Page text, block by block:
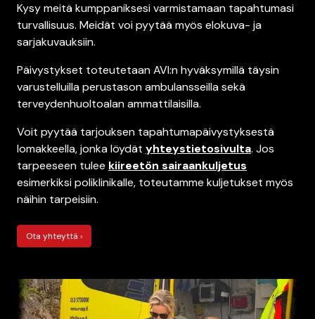
Kysy meitä kumppaniksesi varmistamaan tapahtumasi
turvallisuus. Meidät voi pyytää myös elokuva- ja
sarjakuvauksiin.
Päivystykset toteutetaan AVI:n hyväksymillä täysin
varustelluilla perustason ambulansseilla sekä
terveydenhuoltoalan ammattilaisilla.
Voit pyytää tarjouksen tapahtumapäivystyksestä
lomakkeella, jonka löydät yhteystietosivulta. Jos
tarpeeseen tulee kiireetön sairaankuljetus
esimerkiksi poliklinikalle, toteutamme kuljetukset myös
näihin tarpeisiin.
Ota yhteyttä ›